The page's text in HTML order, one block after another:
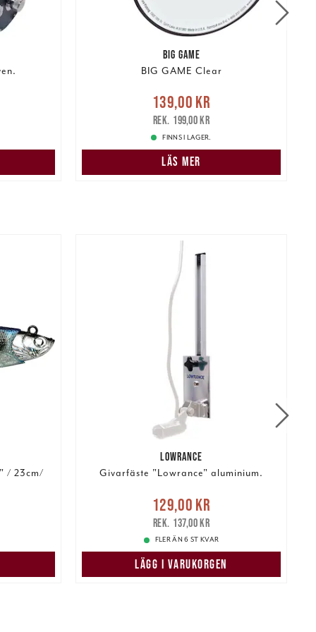
BIG GAME
BIG GAME Clear
Nuvarande pris
Tidigare pris
139,00 kr
199,00 kr
FINNS I LAGER.
LÄS MER
/ 23cm/
LOWRANCE
Givarfäste "Lowrance" aluminium.
Nuvarande pris
Tidigare pris
129,00 kr
137,00 kr
FLER ÄN 6 ST KVAR
LÄGG I VARUKORGEN